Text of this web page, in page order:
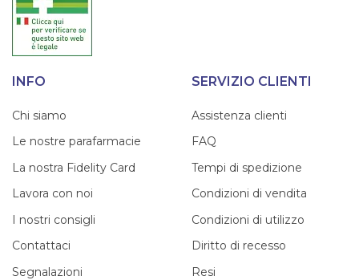
INFO
Chi siamo
Le nostre parafarmacie
La nostra Fidelity Card
Lavora con noi
I nostri consigli
Contattaci
Segnalazioni
SERVIZIO CLIENTI
Assistenza clienti
FAQ
Tempi di spedizione
Condizioni di vendita
Condizioni di utilizzo
Diritto di recesso
Resi